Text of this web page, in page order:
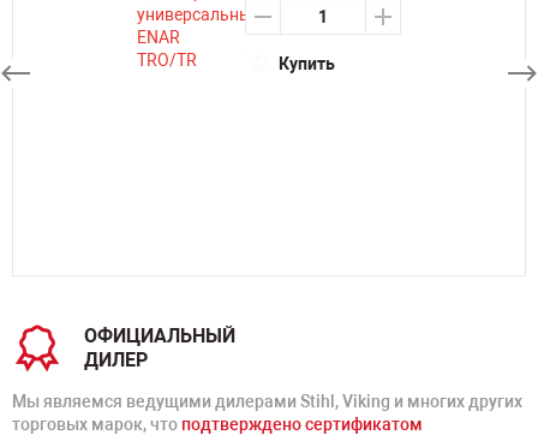
Купить
ОФИЦИАЛЬНЫЙ
ДИЛЕР
Мы являемся ведущими дилерами Stihl, Viking и многих других
торговых марок, что подтверждено сертификатом